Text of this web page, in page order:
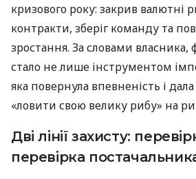
кризового року: закрив валютні
контракти, зберіг команду та
зростання. За словами власника,
стало не лише інструментом
яка повернула впевненість і
«ловити свою велику рибу» на
Дві лінії захисту:
перевірка